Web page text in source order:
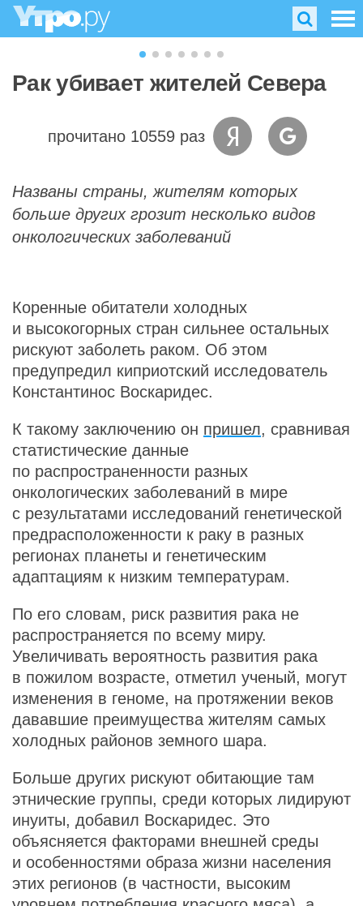
Рак убивает жителей Севера
прочитано 10559 раз
Названы страны, жителям которых
больше других грозит несколько видов
онкологических заболеваний
Коренные обитатели холодных
и высокогорных стран сильнее остальных
рискуют заболеть раком. Об этом
предупредил киприотский исследователь
Константинос Воскаридес.
К такому заключению он пришел, сравнивая
статистические данные
по распространенности разных
онкологических заболеваний в мире
c результатами исследований генетической
предрасположенности к раку в разных
регионах планеты и генетическим
адаптациям к низким температурам.
По его словам, риск развития рака не
распространяется по всему миру.
Увеличивать вероятность развития рака
в пожилом возрасте, отметил ученый, могут
изменения в геноме, на протяжении веков
дававшие преимущества жителям самых
холодных районов земного шара.
Больше других рискуют обитающие там
этнические группы, среди которых лидируют
инуиты, добавил Воскаридес. Это
объясняется факторами внешней среды
и особенностями образа жизни населения
этих регионов (в частности, высоким